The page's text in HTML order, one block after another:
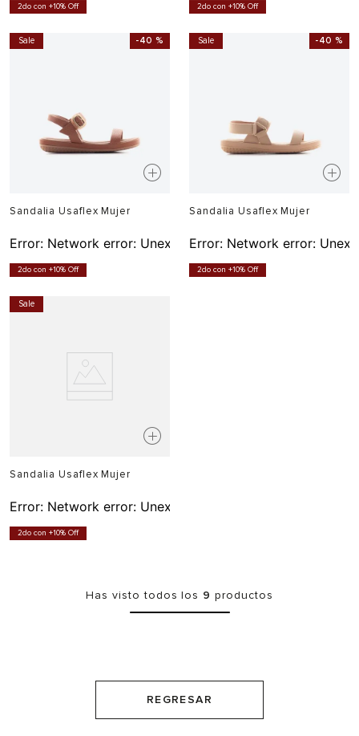
2do con +10% Off 2do con +10% Off
Sale -40 %
Sandalia Usaflex Mujer
Error: Network error: Unexpected token T in JSON at
2do con +10% Off
Sale -40 %
Sandalia Usaflex Mujer
Error: Network error:
2do con +10% Off
Sale
Sandalia Usaflex Mujer
Error: Network error: Unexpected token T in JSON at
2do con +10% Off
Has visto todos los 9 productos
REGRESAR